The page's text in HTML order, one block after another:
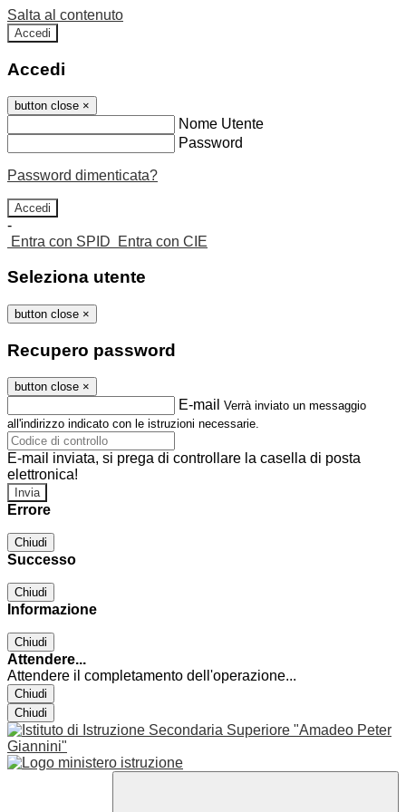
Salta al contenuto
Accedi
Accedi
button close ×
Nome Utente
Password
Password dimenticata?
-
Entra con SPID
Entra con CIE
Seleziona utente
button close ×
Recupero password
button close ×
E-mail Verrà inviato un messaggio
all'indirizzo indicato con le istruzioni necessarie.
E-mail inviata, si prega di controllare la casella di posta
elettronica!
Errore
Chiudi
Successo
Chiudi
Informazione
Chiudi
Attendere...
Attendere il completamento dell'operazione...
Chiudi
Chiudi